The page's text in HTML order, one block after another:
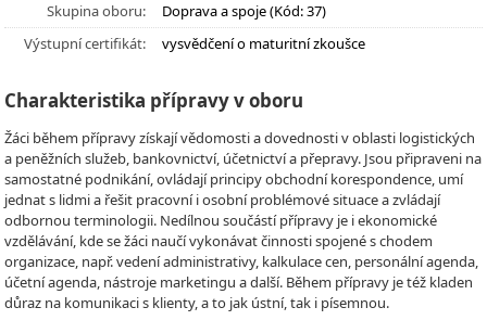
Skupina oboru:
Doprava a spoje (Kód: 37)
Výstupní certifikát:
vysvědčení o maturitní zkoušce
Charakteristika přípravy v oboru
Žáci během přípravy získají vědomosti a dovednosti v oblasti logistických
a peněžních služeb, bankovnictví, účetnictví a přepravy. Jsou připraveni na
samostatné podnikání, ovládají principy obchodní korespondence, umí
jednat s lidmi a řešit pracovní i osobní problémové situace a zvládají
odbornou terminologii. Nedílnou součástí přípravy je i ekonomické
vzdělávání, kde se žáci naučí vykonávat činnosti spojené s chodem
organizace, např. vedení administrativy, kalkulace cen, personální agenda,
účetní agenda, nástroje marketingu a další. Během přípravy je též kladen
důraz na komunikaci s klienty, a to jak ústní, tak i písemnou.